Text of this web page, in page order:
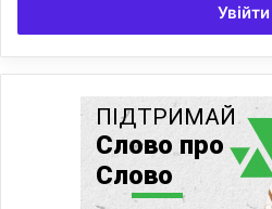
Увійти